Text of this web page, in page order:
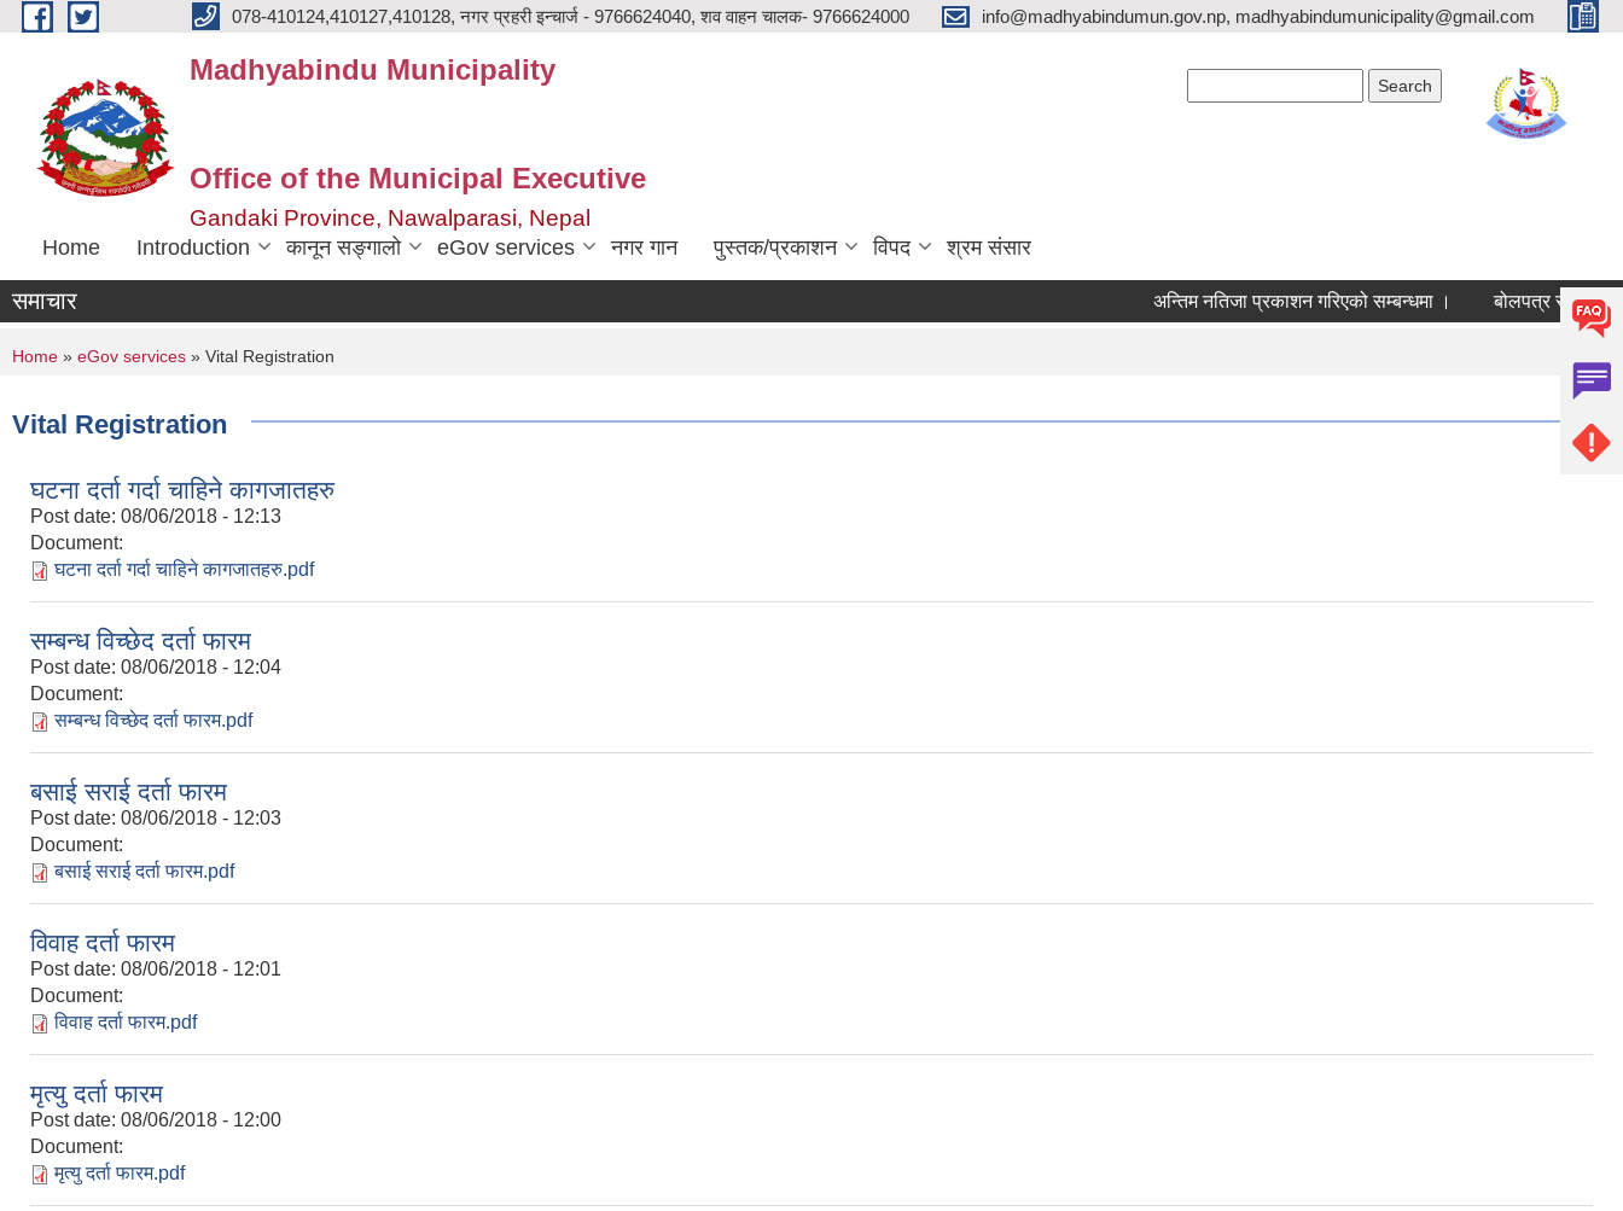
Skip to main content 078-410124,410127,410128, नगर प्रहरी इन्चार्ज - 9766624040, शव वाहन चालक- 9766624000 info@madhyabindumun.gov.np, madhyabindumunicipality@gmail.com
Madhyabindu Municipality
Office of the Municipal Executive
Gandaki Province, Nawalparasi, Nepal
Home Introduction कानून सङ्गालो eGov services नगर गान पुस्तक/प्रकाशन विपद श्रम संसार
समाचार अन्तिम नतिजा प्रकाशन गरिएको सम्बन्धमा । बोलपत्र स्वीकृत गर्ने
You are here
Home » eGov services » Vital Registration
Vital Registration
घटना दर्ता गर्दा चाहिने कागजातहरु
Post date: 08/06/2018 - 12:13
Document:
घटना दर्ता गर्दा चाहिने कागजातहरु.pdf
सम्बन्ध विच्छेद दर्ता फारम
Post date: 08/06/2018 - 12:04
Document:
सम्बन्ध विच्छेद दर्ता फारम.pdf
बसाई सराई दर्ता फारम
Post date: 08/06/2018 - 12:03
Document:
बसाई सराई दर्ता फारम.pdf
विवाह दर्ता फारम
Post date: 08/06/2018 - 12:01
Document:
विवाह दर्ता फारम.pdf
मृत्यु दर्ता फारम
Post date: 08/06/2018 - 12:00
Document:
मृत्यु दर्ता फारम.pdf